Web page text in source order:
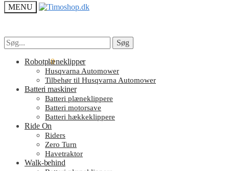
MENU
Søg
efter:
Søg
kr.0.00 0
Søg
efter:
Søg
Robotplæneklipper
Husqvarna Automower
Tilbehør til Husqvarna Automower
Batteri maskiner
Batteri plæneklippere
Batteri motorsave
Batteri hækkeklippere
Ride On
Riders
Zero Turn
Havetraktor
Walk-behind